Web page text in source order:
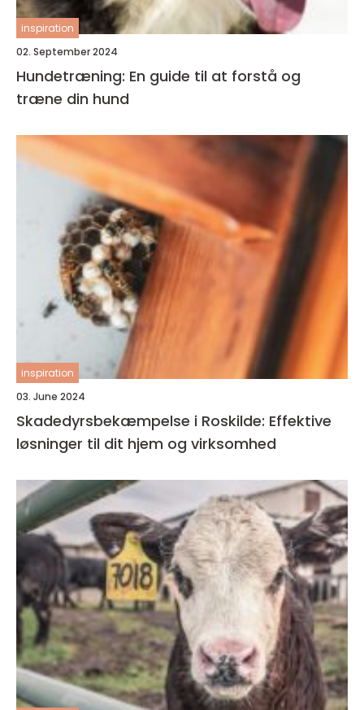
inspiration
02. September 2024
Hundetræning: En guide til at forstå og
træne din hund
inspiration
03. June 2024
Skadedyrsbekæmpelse i Roskilde: Effektive
løsninger til dit hjem og virksomhed